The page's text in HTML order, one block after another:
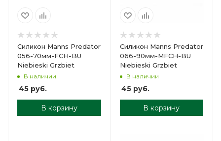
Силикон Manns Predator
056-70мм-FCH-BU
Niebieski Grzbiet
В наличии
45 руб.
В корзину
Силикон Manns Predator
066-90мм-MFCH-BU
Niebieski Grzbiet
В наличии
45руб.
В корзину